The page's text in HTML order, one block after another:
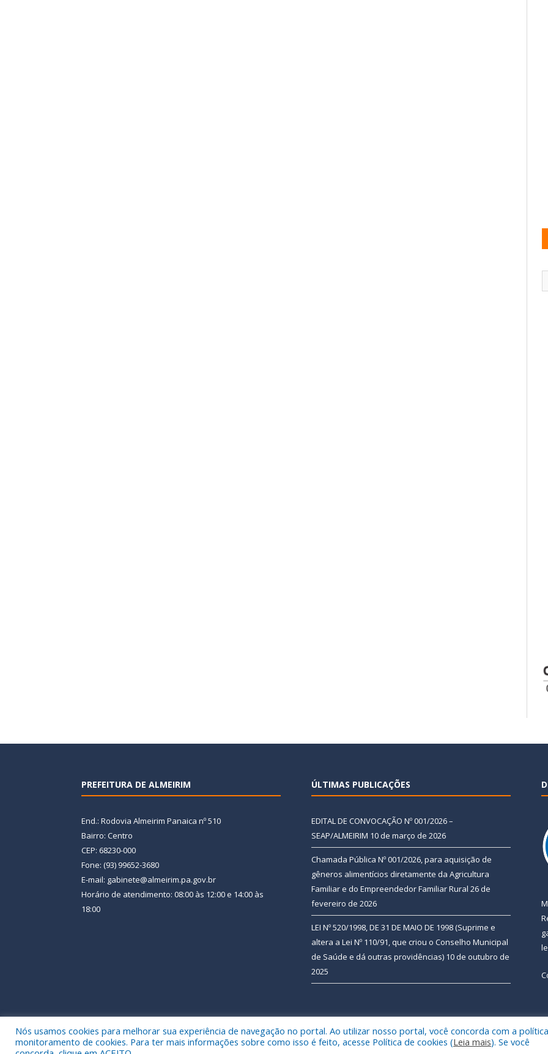
PREFEITURA DE ALMEIRIM
End.: Rodovia Almeirim Panaica nº 510
Bairro: Centro
CEP: 68230-000
Fone: (93) 99652-3680
E-mail: gabinete@almeirim.pa.gov.br
Horário de atendimento: 08:00 às 12:00 e 14:00 às
18:00
ÚLTIMAS PUBLICAÇÕES
EDITAL DE CONVOCAÇÃO Nº 001/2026 –
SEAP/ALMEIRIM 10 de março de 2026
Chamada Pública Nº 001/2026, para aquisição de
gêneros alimentícios diretamente da Agricultura
Familiar e do Empreendedor Familiar Rural 26 de
fevereiro de 2026
LEI Nº 520/1998, DE 31 DE MAIO DE 1998 (Suprime e
altera a Lei Nº 110/91, que criou o Conselho Municipal
de Saúde e dá outras providências) 10 de outubro de
2025
Todos os direitos reservados a Prefeitura Municipal de Almeirim. Mapa do Site
Nós usamos cookies para melhorar sua experiência de navegação no portal. Ao utilizar nosso portal, você concorda com a
monitoramento de cookies. Para ter mais informações sobre como isso é feito, acesse Política de cookies (Leia mais). Se você